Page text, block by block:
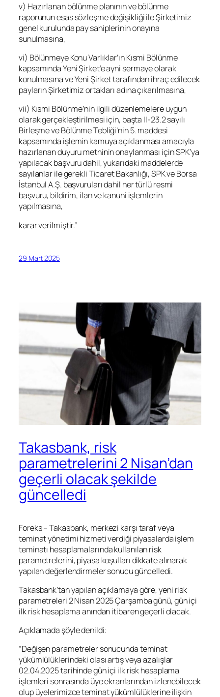
v) Hazırlanan bölünme planının ve bölünme
raporunun esas sözleşme değişikliği ile Şirketimiz
genel kurulunda pay sahiplerinin onayına
sunulmasına,
vi) Bölünmeye Konu Varlıklar’ın Kısmi Bölünme
kapsamında Yeni Şirket’e ayni sermaye olarak
konulmasına ve Yeni Şirket tarafından ihraç edilecek
payların Şirketimiz ortakları adına çıkarılmasına,
vii) Kısmi Bölünme’nin ilgili düzenlemelere uygun
olarak gerçekleştirilmesi için, başta II-23.2 sayılı
Birleşme ve Bölünme Tebliği’nin 5. maddesi
kapsamında işlemin kamuya açıklanması amacıyla
hazırlanan duyuru metninin onaylanması için SPK’ya
yapılacak başvuru dahil, yukarıdaki maddelerde
sayılanlar ile gerekli Ticaret Bakanlığı, SPK veBorsa
İstanbulA.Ş. başvuruları dahil her türlü resmi
başvuru, bildirim, ilan ve kanuni işlemlerin
yapılmasına,
karar verilmiştir.”
29 Mart 2025
Takasbank, risk
parametrelerini 2 Nisan’dan
geçerli olacak şekilde
güncelledi
Foreks – Takasbank, merkezi karşı taraf veya
teminat yönetimi hizmeti verdiği piyasalarda işlem
teminatı hesaplamalarında kullanılan risk
parametrelerini, piyasa koşulları dikkate alınarak
yapılan değerlendirmeler sonucu güncelledi.
Takasbank’tan yapılan açıklamaya göre, yeni risk
parametreleri 2 Nisan 2025 Çarşamba günü, gün içi
ilk risk hesaplama anından itibaren geçerli olacak.
Açıklamada şöyle denildi:
“Değişen parametreler sonucunda teminat
yükümlülüklerindeki olası artış veya azalışlar
02.04.2025 tarihinde gün içi ilk risk hesaplama
işlemleri sonrasında üye ekranlarından izlenebilecek
olup üyelerimizce teminat yükümlülüklerine ilişkin